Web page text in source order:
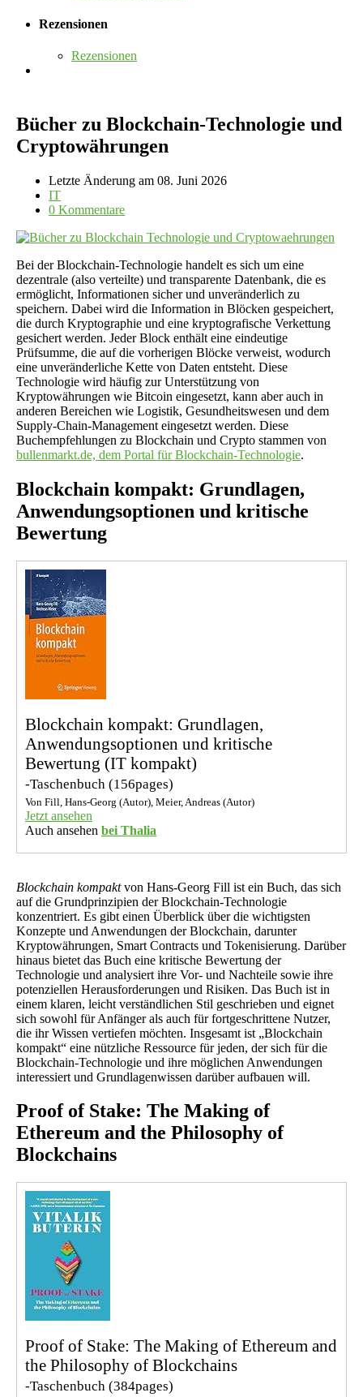
Rezensionen
Rezensionen
Bücher zu Blockchain-Technologie und
Cryptowährungen
Letzte Änderung am 08. Juni 2026
IT
0 Kommentare
Bei der Blockchain-Technologie handelt es sich um eine
dezentrale (also verteilte) und transparente Datenbank, die es
ermöglicht, Informationen sicher und unveränderlich zu
speichern. Dabei wird die Information in Blöcken gespeichert,
die durch Kryptographie und eine kryptografische Verkettung
gesichert werden. Jeder Block enthält eine eindeutige
Prüfsumme, die auf die vorherigen Blöcke verweist, wodurch
eine unveränderliche Kette von Daten entsteht. Diese
Technologie wird häufig zur Unterstützung von
Kryptowährungen wie Bitcoin eingesetzt, kann aber auch in
anderen Bereichen wie Logistik, Gesundheitswesen und dem
Supply-Chain-Management eingesetzt werden. Diese
Buchempfehlungen zu Blockchain und Crypto stammen von
bullenmarkt.de, dem Portal für Blockchain-Technologie.
Blockchain kompakt: Grundlagen,
Anwendungsoptionen und kritische
Bewertung
Blockchain kompakt: Grundlagen,
Anwendungsoptionen und kritische
Bewertung (IT kompakt)
-Taschenbuch (156pages)
Von Fill, Hans-Georg (Autor), Meier, Andreas (Autor)
Jetzt ansehen
Auch ansehen bei Thalia
Blockchain kompaktvon Hans-Georg Fill ist ein Buch, das sich
auf die Grundprinzipien der Blockchain-Technologie
konzentriert. Es gibt einen Überblick über die wichtigsten
Konzepte und Anwendungen der Blockchain, darunter
Kryptowährungen, Smart Contracts und Tokenisierung. Darüber
hinaus bietet das Buch eine kritische Bewertung der
Technologie und analysiert ihre Vor- und Nachteile sowie ihre
potenziellen Herausforderungen und Risiken. Das Buch ist in
einem klaren, leicht verständlichen Stil geschrieben und eignet
sich sowohl für Anfänger als auch für fortgeschrittene Nutzer,
die ihr Wissen vertiefen möchten. Insgesamt ist „Blockchain
kompakt“ eine nützliche Ressource für jeden, der sich für die
Blockchain-Technologie und ihre möglichen Anwendungen
interessiert und Grundlagenwissen darüber aufbauen will.
Proof of Stake: The Making of
Ethereum and the Philosophy of
Blockchains
Proof of Stake: The Making of Ethereum and
the Philosophy of Blockchains
-Taschenbuch (384pages)